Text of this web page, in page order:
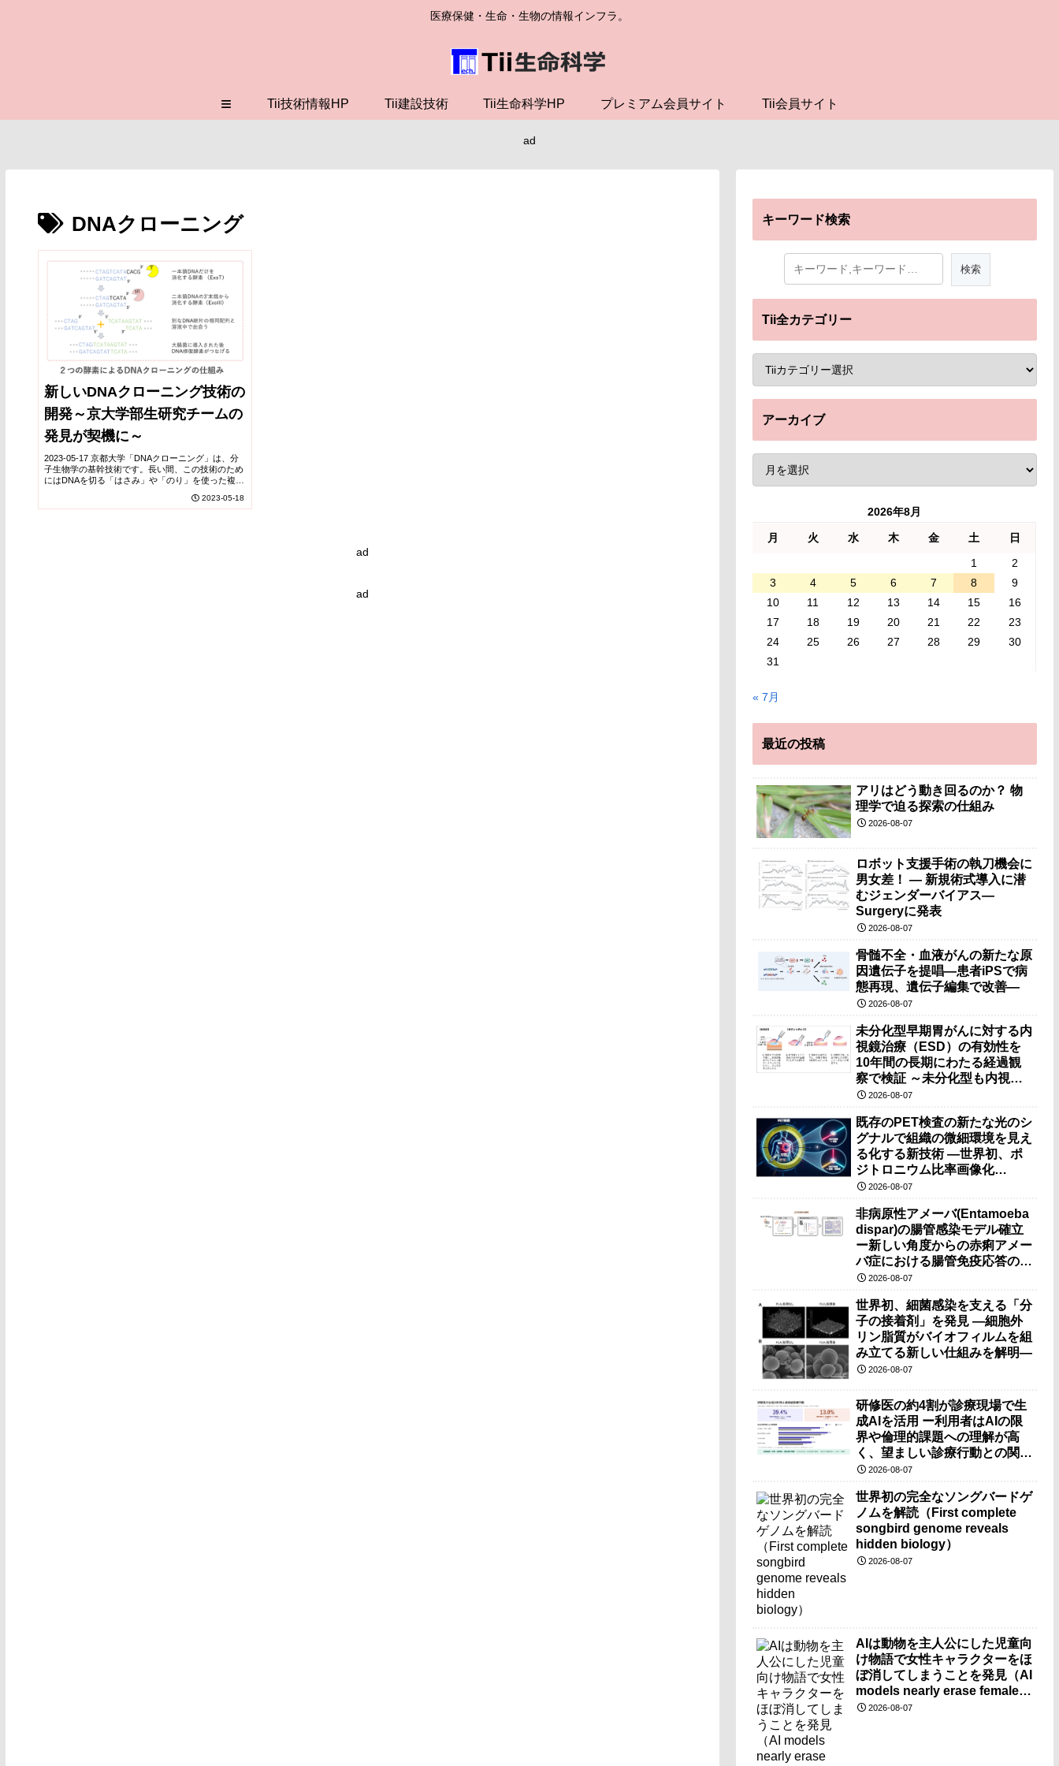
医療保健・生命・生物の情報インフラ。
≡ Tii技術情報HP Tii建設技術 Tii生命科学HP プレミアム会員サイト Tii会員サイト
ad
DNAクローニング
新しいDNAクローニング技術の
開発～京大学部生研究チームの
発見が契機に～
2023-05-17 京都大学「DNAクローニング」は、分
子生物学の基幹技術です。長い間、この技術のため
にはDNAを切る「はさみ」や「のり」を使った複雑
を利用したシンプルな方法が使われるようにな...
2023-05-18
ad
ad
キーワード検索
Tii全カテゴリー
アーカイブ
2026年8月
月 火 水 木 金 土
日
1
2
3
4 5 6 7 8
9
10
11 12 13 14 15
16
17
18 19 20 21 22
23
24
25 26 27 28 29
30
31
« 7月
最近の投稿
アリはどう動き回るのか？ 物
理学で迫る探索の仕組み
2026-08-07
ロボット支援手術の執刀機会に
男女差！ — 新規術式導入に潜
むジェンダーバイアス—
Surgeryに発表
2026-08-07
骨髄不全・血液がんの新たな原
因遺伝子を提唱―患者iPSで病
態再現、遺伝子編集で改善―
2026-08-07
未分化型早期胃がんに対する内
視鏡治療（ESD）の有効性を
10年間の長期にわたる経過観
察で検証 ～未分化型も内視鏡
治療で胃の温存が可能～
2026-08-07
既存のPET検査の新たな光のシ
グナルで組織の微細環境を見え
る化する新技術 ―世界初、ポ
ジトロニウム比率画像化
（PRI）の原理検証に成功―
2026-08-07
非病原性アメーバ(Entamoeba
dispar)の腸管感染モデル確立
ー新しい角度からの赤痢アメー
バ症における腸管免疫応答の理
解に期待ー
2026-08-07
世界初、細菌感染を支える「分
子の接着剤」を発見 ―細胞外
リン脂質がバイオフィルムを組
み立てる新しい仕組みを解明―
2026-08-07
研修医の約4割が診療現場で生
成AIを活用 ー利用者はAIの限
界や倫理的課題への理解が高
く、望ましい診療行動との関連
も確認ー
2026-08-07
世界初の完全なソングバードゲ
ノムを解読（First complete
songbird genome reveals
hidden biology）
2026-08-07
AIは動物を主人公にした児童向
け物語で女性キャラクターをほ
ぼ消してしまうことを発見（AI
models nearly erase female
characters when they write
2026-08-07